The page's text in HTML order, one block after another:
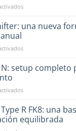
en
financiar
tus
en
Motorsport
fácil
nunca
una nueva
en
Ultra
Shifter:
nueva
de
entender
setup completo
en
i30
N:
setup
R FK8: una
equilibrada